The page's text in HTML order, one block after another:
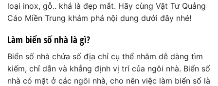
loại inox, gỗ.. khá là đẹp mắt. Hãy cùng Vật Tư Quảng
Cáo Miền Trung khám phá nội dung dưới đây nhé!
Làm biển số nhà là gì?
Biển số nhà chứa số địa chỉ cụ thể nhằm dễ dàng tìm
kiếm, chỉ dẫn và khẳng định vị trí của ngôi nhà. Biển số
nhà có mặt ở các ngôi nhà, cho nên việc làm biển số là